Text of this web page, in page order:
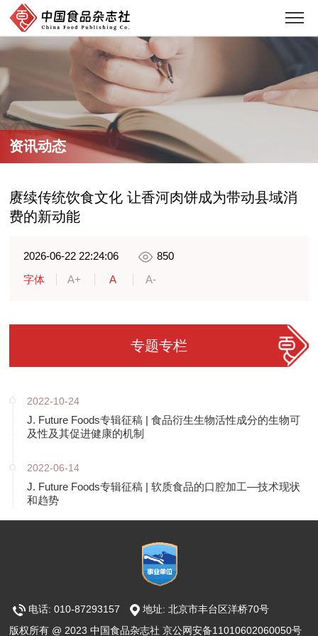
资讯动态
赓续传统饮食文化 让香河肉饼成为带动县域消
费的新动能
2026-06-22 22:24:06
850
字体
A+ A A-
专题专栏
2022-10-24
J. Future Foods专辑征稿 | 食品衍生生物活性成分的生物可
及性及其促进健康的机制
2022-06-14
J. Future Foods专辑征稿 | 软质食品的口腔加工—技术现状
和趋势
电话: 010-87293157
地址: 北京市丰台区洋桥70号
版权所有 @ 2023 中国食品杂志社 京公网安备11010602060050号